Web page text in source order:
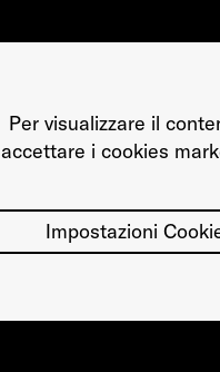
Per visualizzare il
accettare i cookies
Impostazioni